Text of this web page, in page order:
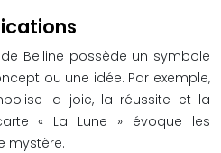
Belline possède un symbole
ou une idée. Par exemple,
la joie, la réussite et la
« La Lune » évoque les
mystère.